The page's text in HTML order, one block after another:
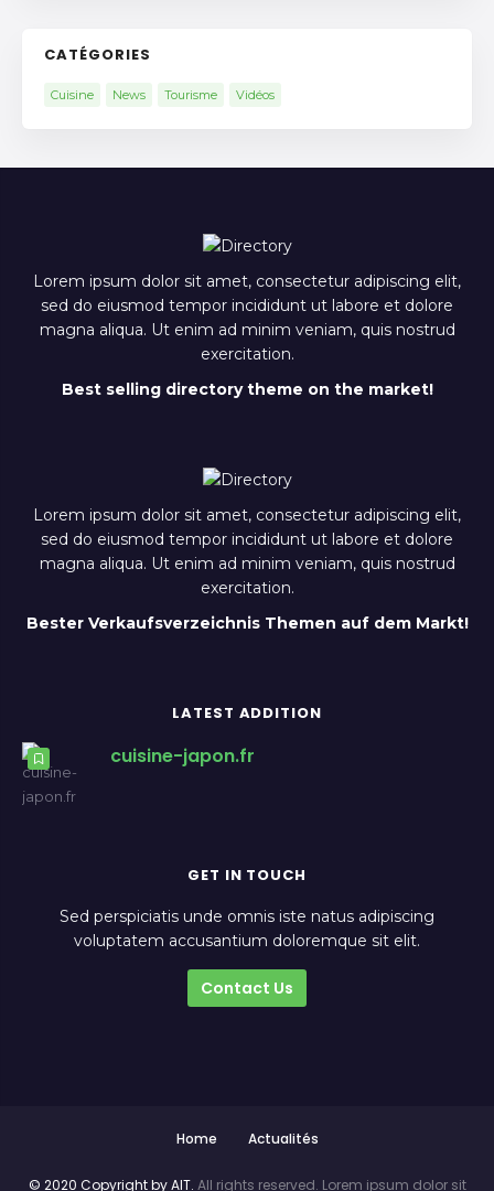
CATÉGORIES
Cuisine News Tourisme Vidéos
Lorem ipsum dolor sit amet, consectetur adipiscing elit,
sed do eiusmod tempor incididunt ut labore et dolore
magna aliqua. Ut enim ad minim veniam, quis nostrud
exercitation.
Best selling directory theme on the market!
Lorem ipsum dolor sit amet, consectetur adipiscing elit,
sed do eiusmod tempor incididunt ut labore et dolore
magna aliqua. Ut enim ad minim veniam, quis nostrud
exercitation.
Bester Verkaufsverzeichnis Themen auf dem Markt!
LATEST ADDITION
cuisine-japon.fr
GET IN TOUCH
Sed perspiciatis unde omnis iste natus adipiscing
voluptatem accusantium doloremque sit elit.
Contact Us
Home Actualités
© 2020 Copyright by AIT. All rights reserved. Lorem ipsum dolor sit